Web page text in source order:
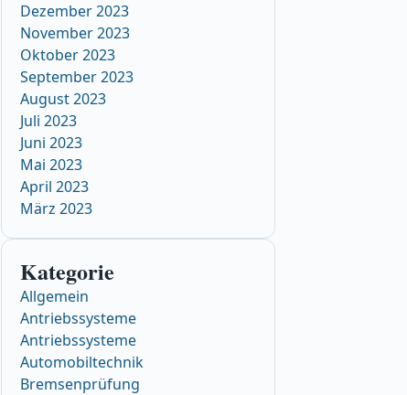
Dezember 2023
November 2023
Oktober 2023
September 2023
August 2023
Juli 2023
Juni 2023
Mai 2023
April 2023
März 2023
Kategorie
Allgemein
Antriebssysteme
Antriebssysteme
Automobiltechnik
Bremsenprüfung